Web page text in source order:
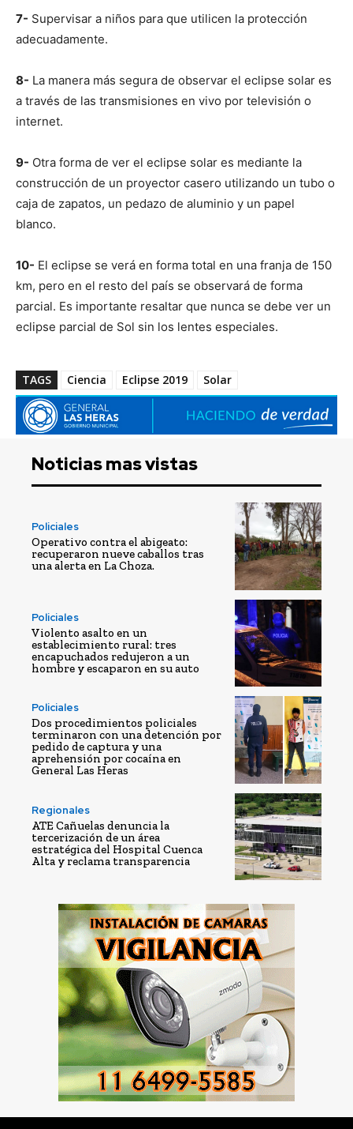
7- Supervisar a niños para que utilicen la protección
adecuadamente.
8- La manera más segura de observar el eclipse solar es
a través de las transmisiones en vivo por televisión o
internet.
9- Otra forma de ver el eclipse solar es mediante la
construcción de un proyector casero utilizando un tubo o
caja de zapatos, un pedazo de aluminio y un papel
blanco.
10- El eclipse se verá en forma total en una franja de 150
km, pero en el resto del país se observará de forma
parcial. Es importante resaltar que nunca se debe ver un
eclipse parcial de Sol sin los lentes especiales.
TAGS Ciencia Eclipse 2019 Solar
Noticias mas vistas
Policiales
Operativo contra el abigeato:
recuperaron nueve caballos tras
una alerta en La Choza.
Policiales
Violento asalto en un
establecimiento rural: tres
encapuchados redujeron a un
hombre y escaparon en su auto
Policiales
Dos procedimientos policiales
terminaron con una detención por
pedido de captura y una
aprehensión por cocaína en
General Las Heras
Regionales
ATE Cañuelas denuncia la
tercerización de un área
estratégica del Hospital Cuenca
Alta y reclama transparencia